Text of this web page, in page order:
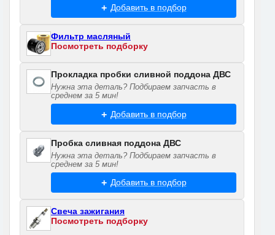
Добавить в подбор
Фильтр масляный
Посмотреть подборку
Прокладка пробки сливной поддона ДВС
Нужна эта деталь? Подбираем запчасть в
среднем за 5 мин!
Добавить в подбор
Пробка сливная поддона ДВС
Нужна эта деталь? Подбираем запчасть в
среднем за 5 мин!
Добавить в подбор
Свеча зажигания
Посмотреть подборку